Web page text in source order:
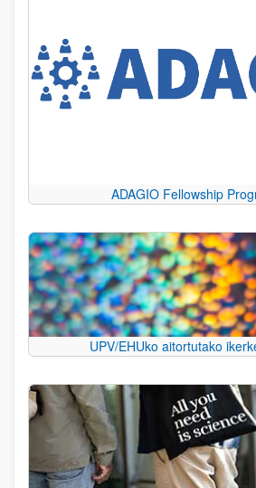
ADAGIO Fellowship
UPV/EHUko aitortutako